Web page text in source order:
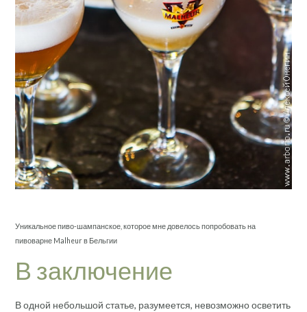
Уникальное пиво-шампанское, которое мне довелось попробовать на
пивоварне Malheur в Бельгии
В заключение
В одной небольшой статье, разумеется, невозможно осветить